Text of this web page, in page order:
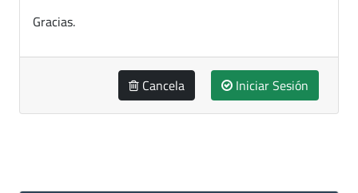
Gracias.
Cancela Iniciar Sesión